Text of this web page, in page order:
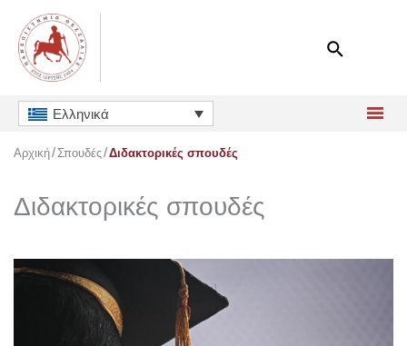
περιεχόμενο
Ελληνικά
Αρχική Σπουδές Διδακτορικές σπουδές
Διδακτορικές σπουδές